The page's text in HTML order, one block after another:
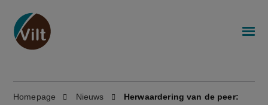
Homepage Nieuws
Herwaardering van de peer: